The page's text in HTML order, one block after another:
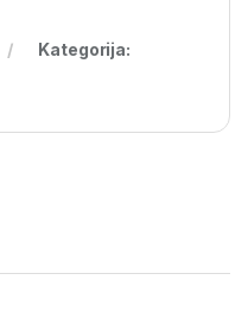
Kategorija: